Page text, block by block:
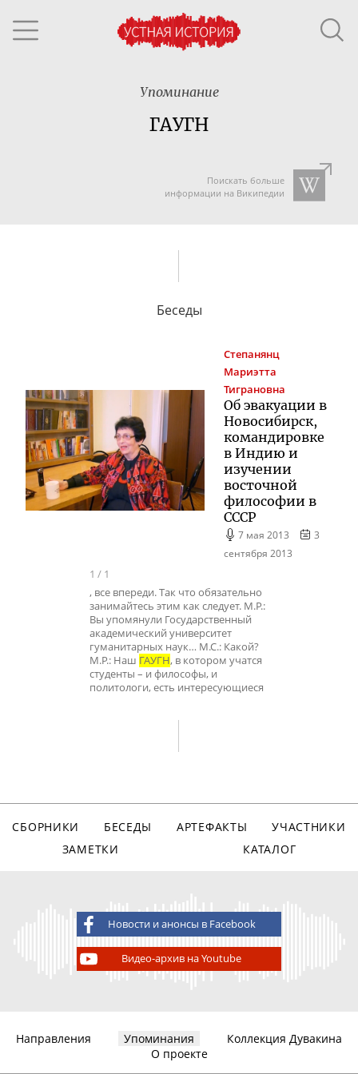
Упоминание
ГАУГН
Поискать больше
информации на Википедии
Беседы
Степанянц
Мариэтта
Тиграновна
Об эвакуации в
Новосибирск,
командировке
в Индию и
изучении
восточной
философии в
СССР
7 мая 2013
3
сентября 2013
1 / 1
, все впереди. Так что обязательно
занимайтесь этим как следует. М.Р.:
Вы упомянули Государственный
академический университет
гуманитарных наук… М.С.: Какой?
М.Р.: Наш ГАУГН, в котором учатся
студенты – и философы, и
политологи, есть интересующиеся
СБОРНИКИ БЕСЕДЫ АРТЕФАКТЫ
УЧАСТНИКИ
ЗАМЕТКИ
КАТАЛОГ
Новости и анонсы в Facebook
Видео-архив на Youtube
Направления Упоминания
Коллекция Дувакина
О проекте